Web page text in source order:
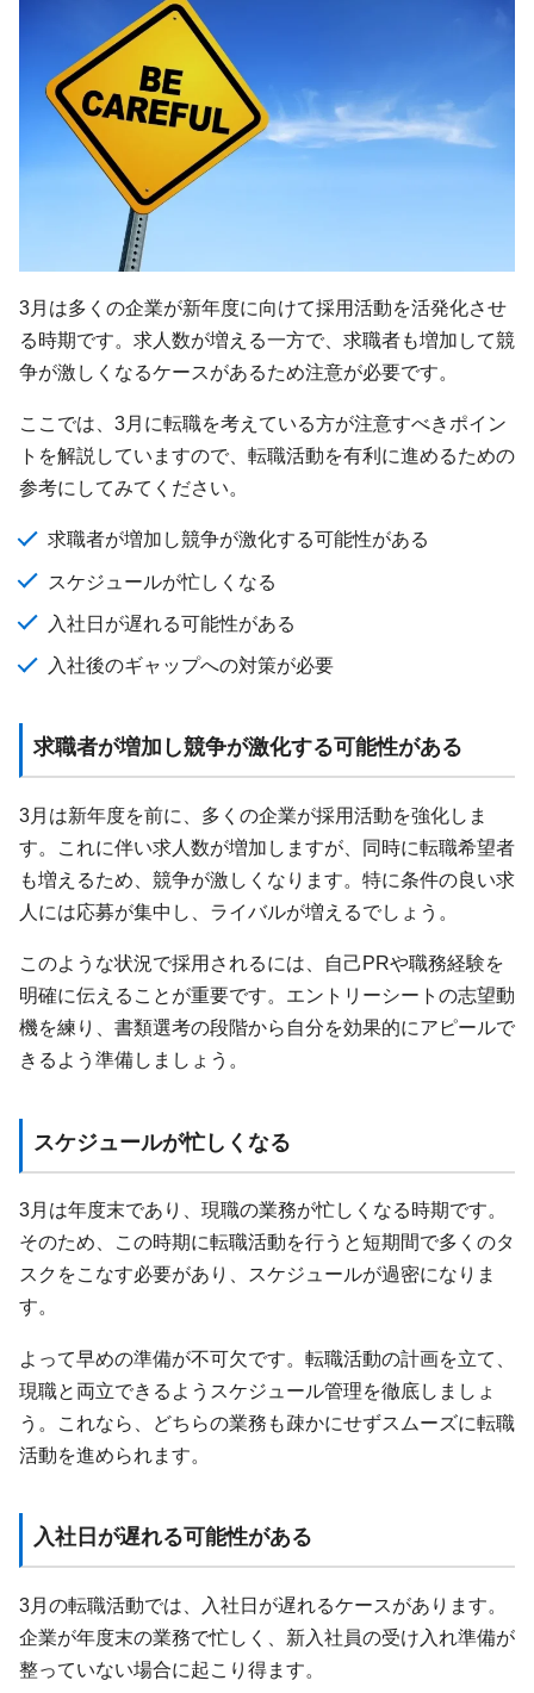
3月は多くの企業が新年度に向けて採用活動を活発化させ
る時期です。求人数が増える一方で、求職者も増加して競
争が激しくなるケースがあるため注意が必要です。
ここでは、3月に転職を考えている方が注意すべきポイン
トを解説していますので、転職活動を有利に進めるための
参考にしてみてください。
求職者が増加し競争が激化する可能性がある
スケジュールが忙しくなる
入社日が遅れる可能性がある
入社後のギャップへの対策が必要
求職者が増加し競争が激化する可能性がある
3月は新年度を前に、多くの企業が採用活動を強化しま
す。これに伴い求人数が増加しますが、同時に転職希望者
も増えるため、競争が激しくなります。特に条件の良い求
人には応募が集中し、ライバルが増えるでしょう。
このような状況で採用されるには、自己PRや職務経験を
明確に伝えることが重要です。エントリーシートの志望動
機を練り、書類選考の段階から自分を効果的にアピールで
きるよう準備しましょう。
スケジュールが忙しくなる
3月は年度末であり、現職の業務が忙しくなる時期です。
そのため、この時期に転職活動を行うと短期間で多くのタ
スクをこなす必要があり、スケジュールが過密になりま
す。
よって早めの準備が不可欠です。転職活動の計画を立て、
現職と両立できるようスケジュール管理を徹底しましょ
う。これなら、どちらの業務も疎かにせずスムーズに転職
活動を進められます。
入社日が遅れる可能性がある
3月の転職活動では、入社日が遅れるケースがあります。
企業が年度末の業務で忙しく、新入社員の受け入れ準備が
整っていない場合に起こり得ます。